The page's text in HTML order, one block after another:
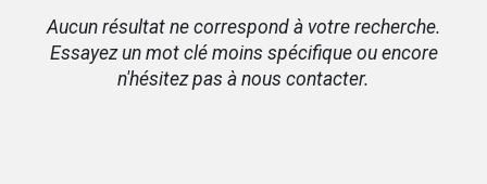
Aucun résultat ne correspond à votre recherche.
Essayez un mot clé moins spécifique ou encore
n'hésitez pas à nous contacter.